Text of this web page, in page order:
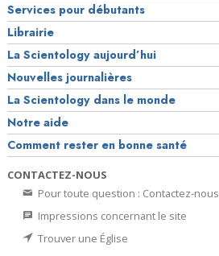
Services pour débutants
Librairie
La Scientology aujourd’hui
Nouvelles journalières
La Scientology dans le monde
Notre aide
Comment rester en bonne santé
CONTACTEZ-NOUS
Pour toute question : Contactez-nous
Impressions concernant le site
Trouver une Église